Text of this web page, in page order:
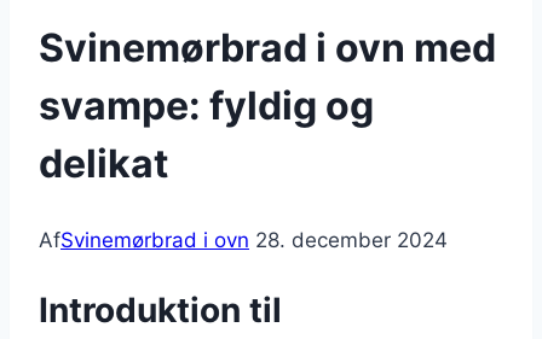
Svinemørbrad i ovn med
svampe: fyldig og
delikat
AfSvinemørbrad i ovn 28. december 2024
Introduktion til